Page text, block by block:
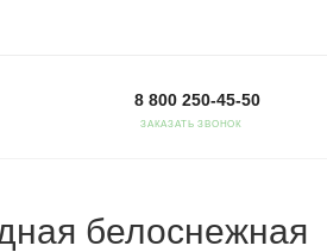
8 800 250-45-50
ЗАКАЗАТЬ ЗВОНОК
белоснежная